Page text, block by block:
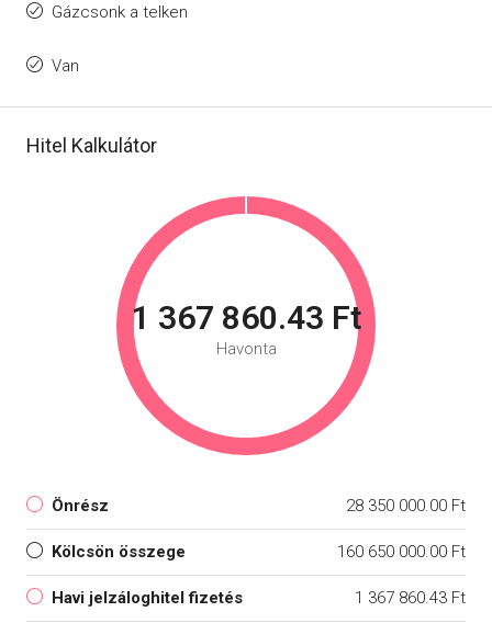
Gázcsonk a telken
Van
Hitel Kalkulátor
1 367 860.43 Ft
Havonta
Önrész 28 350 000.00 Ft
Kölcsön összege 160 650 000.00 Ft
Havi jelzáloghitel fizetés 1 367 860.43 Ft